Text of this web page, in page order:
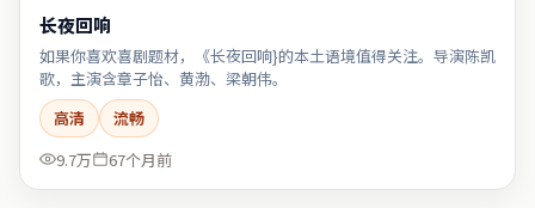
长夜回响
如果你喜欢喜剧题材，《长夜回响}的本土语境值得关注。导演陈凯
歌，主演含章子怡、黄渤、梁朝伟。
高清
流畅
9.7万
67个月前